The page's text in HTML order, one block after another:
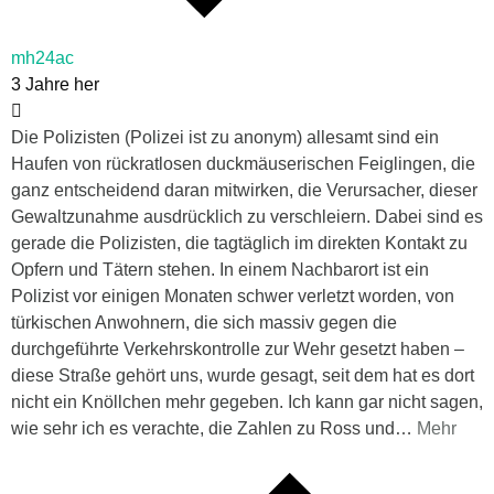
mh24ac
3 Jahre her
Die Polizisten (Polizei ist zu anonym) allesamt sind ein
Haufen von rückratlosen duckmäuserischen Feiglingen, die
ganz entscheidend daran mitwirken, die Verursacher, dieser
Gewaltzunahme ausdrücklich zu verschleiern. Dabei sind es
gerade die Polizisten, die tagtäglich im direkten Kontakt zu
Opfern und Tätern stehen. In einem Nachbarort ist ein
Polizist vor einigen Monaten schwer verletzt worden, von
türkischen Anwohnern, die sich massiv gegen die
durchgeführte Verkehrskontrolle zur Wehr gesetzt haben –
diese Straße gehört uns, wurde gesagt, seit dem hat es dort
nicht ein Knöllchen mehr gegeben. Ich kann gar nicht sagen,
wie sehr ich es verachte, die Zahlen zu Ross und … Mehr